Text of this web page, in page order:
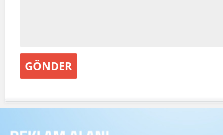
GÖNDER